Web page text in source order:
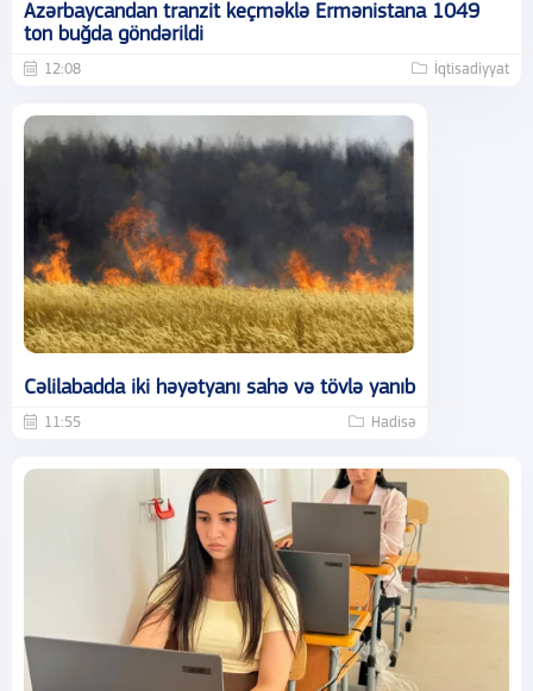
Azərbaycandan tranzit keçməklə Ermənistana 1049
ton buğda göndərildi
12:08 İqtisadiyyat
Cəlilabadda iki həyətyanı sahə və tövlə yanıb
11:55 Hadisə